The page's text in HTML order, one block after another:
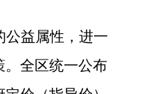
公益属性，进一
全区统一公布